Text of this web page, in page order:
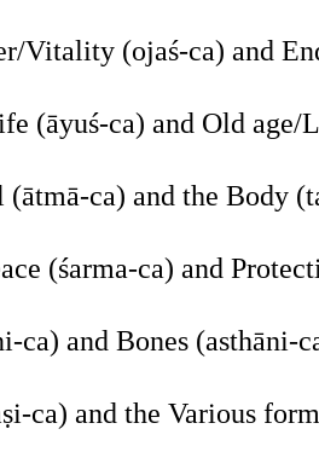
Vitality (ojaś-ca) and
(āyuś-ca) and Old age/
ca) and the Body
(śarma-ca) and
ca) and Bones (asthāni-
ca) and the Various